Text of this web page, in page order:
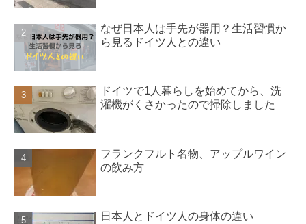
なぜ日本人は手先が器用？生活習慣か
ら見るドイツ人との違い
ドイツで1人暮らしを始めてから、洗
濯機がくさかったので掃除しました
フランクフルト名物、アップルワイン
の飲み方
日本人とドイツ人の身体の違い